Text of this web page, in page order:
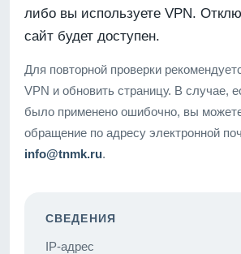
либо вы используете VPN.
сайт будет доступен.
Для повторной проверки
VPN и обновить страницу. В случае,
было применено ошибочно, вы
обращение по адресу электронной
info@tnmk.ru.
СВЕДЕНИЯ
IP-адрес